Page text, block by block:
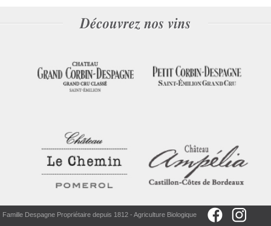
Famille Despagne Propriétaire depuis 1812 - Agriculture Biologique